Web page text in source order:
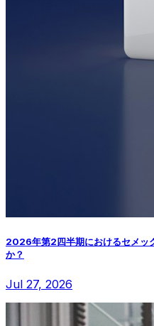
2026年第2四半期におけるセメッ
か？
Jul 27, 2026